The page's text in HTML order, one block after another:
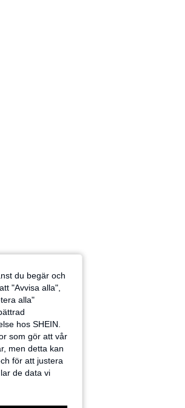
du begär och
"Avvisa alla",
alla"
hos SHEIN.
som gör att vår
men detta kan
för att justera
de data vi